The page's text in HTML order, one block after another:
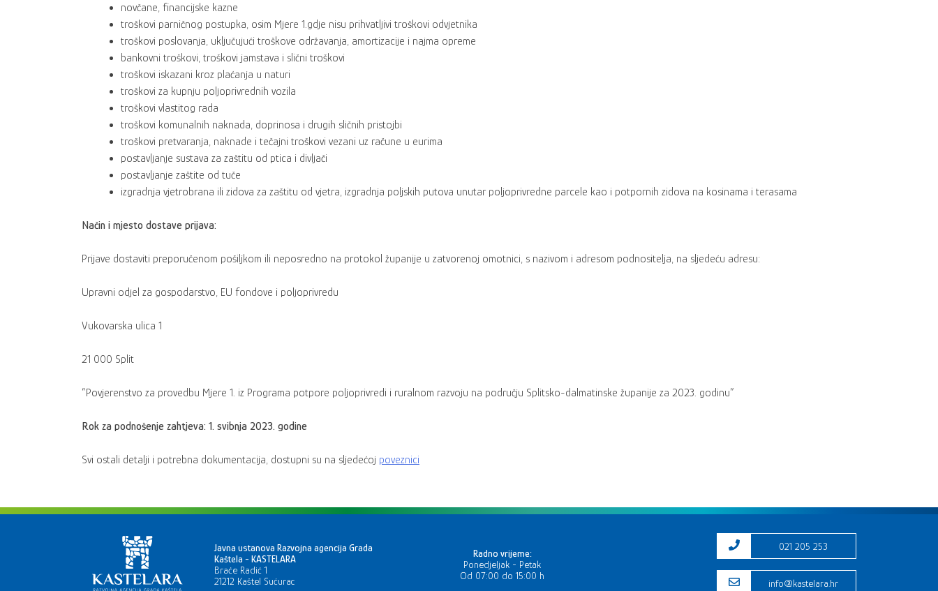
novčane, financijske kazne
troškovi parničnog postupka, osim Mjere 1.gdje nisu prihvatljivi troškovi odvjetnika
troškovi poslovanja, uključujući troškove održavanja, amortizacije i najma opreme
bankovni troškovi, troškovi jamstava i slični troškovi
troškovi iskazani kroz plaćanja u naturi
troškovi za kupnju poljoprivrednih vozila
troškovi vlastitog rada
troškovi komunalnih naknada, doprinosa i drugih sličnih pristojbi
troškovi pretvaranja, naknade i tečajni troškovi vezani uz račune u eurima
postavljanje sustava za zaštitu od ptica i divljači
postavljanje zaštite od tuče
izgradnja vjetrobrana ili zidova za zaštitu od vjetra, izgradnja poljskih putova unutar poljoprivredne parcele kao i potpornih zidova na kosinama i terasama
Način i mjesto dostave prijava:
Prijave dostaviti preporučenom pošiljkom ili neposredno na protokol županije u zatvorenoj omotnici, s nazivom i adresom podnositelja, na sljedeću adresu:
Upravni odjel za gospodarstvo, EU fondove i poljoprivredu
Vukovarska ulica 1
21 000 Split
“Povjerenstvo za provedbu Mjere 1. iz Programa potpore poljoprivredi i ruralnom razvoju na području Splitsko-dalmatinske županije za 2023. godinu”
Rok za podnošenje zahtjeva: 1. svibnja 2023. godine
Svi ostali detalji i potrebna dokumentacija, dostupni su na sljedećoj poveznici
Javna ustanova Razvojna agencija Grada
Kaštela - KASTELARA
Braće Radić 1
21212 Kaštel Sućurac
Radno vrijeme:
Ponedjeljak - Petak
Od 07:00 do 15:00 h
021 205 253
info@kastelara.hr